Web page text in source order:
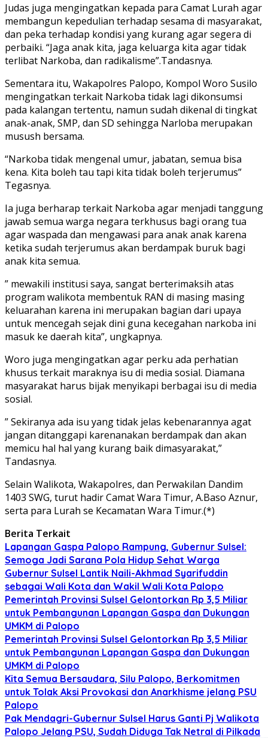
Judas juga mengingatkan kepada para Camat Lurah agar
membangun kepedulian terhadap sesama di masyarakat,
dan peka terhadap kondisi yang kurang agar segera di
perbaiki. “Jaga anak kita, jaga keluarga kita agar tidak
terlibat Narkoba, dan radikalisme”.Tandasnya.
Sementara itu, Wakapolres Palopo, Kompol Woro Susilo
mengingatkan terkait Narkoba tidak lagi dikonsumsi
pada kalangan tertentu, namun sudah dikenal di tingkat
anak-anak, SMP, dan SD sehingga Narloba merupakan
musush bersama.
“Narkoba tidak mengenal umur, jabatan, semua bisa
kena. Kita boleh tau tapi kita tidak boleh terjerumus”
Tegasnya.
Ia juga berharap terkait Narkoba agar menjadi tanggung
jawab semua warga negara terkhusus bagi orang tua
agar waspada dan mengawasi para anak anak karena
ketika sudah terjerumus akan berdampak buruk bagi
anak kita semua.
” mewakili institusi saya, sangat berterimaksih atas
program walikota membentuk RAN di masing masing
keluarahan karena ini merupakan bagian dari upaya
untuk mencegah sejak dini guna kecegahan narkoba ini
masuk ke daerah kita”, ungkapnya.
Woro juga mengingatkan agar perku ada perhatian
khusus terkait maraknya isu di media sosial. Diamana
masyarakat harus bijak menyikapi berbagai isu di media
sosial.
” Sekiranya ada isu yang tidak jelas kebenarannya agat
jangan ditanggapi karenanakan berdampak dan akan
memicu hal hal yang kurang baik dimasyarakat,”
Tandasnya.
Selain Walikota, Wakapolres, dan Perwakilan Dandim
1403 SWG, turut hadir Camat Wara Timur, A.Baso Aznur,
serta para Lurah se Kecamatan Wara Timur.(*)
Berita Terkait
Lapangan Gaspa Palopo Rampung, Gubernur Sulsel:
Semoga Jadi Sarana Pola Hidup Sehat Warga
Gubernur Sulsel Lantik Naili-Akhmad Syarifuddin
sebagai Wali Kota dan Wakil Wali Kota Palopo
Pemerintah Provinsi Sulsel Gelontorkan Rp 3,5 Miliar
untuk Pembangunan Lapangan Gaspa dan Dukungan
UMKM di Palopo
Pemerintah Provinsi Sulsel Gelontorkan Rp 3,5 Miliar
untuk Pembangunan Lapangan Gaspa dan Dukungan
UMKM di Palopo
Kita Semua Bersaudara, Silu Palopo, Berkomitmen
untuk Tolak Aksi Provokasi dan Anarkhisme jelang PSU
Palopo
Pak Mendagri-Gubernur Sulsel Harus Ganti Pj Walikota
Palopo Jelang PSU, Sudah Diduga Tak Netral di Pilkada